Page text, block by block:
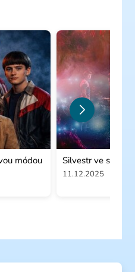
módou Silvestr ve stylu
11.12.2025